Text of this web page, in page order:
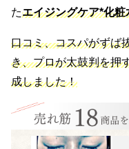
たエイジングケア*化
口コミ、コスパがずば
き、プロが太鼓判を押
成しました！
検証1